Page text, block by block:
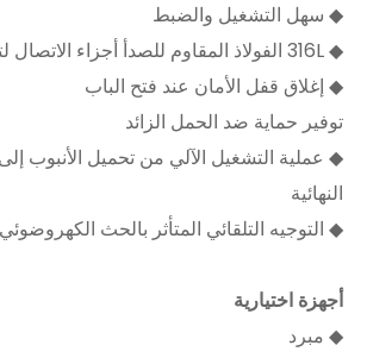
◆ سهل التشغيل والضبط
◆ 316L الفولاذ المقاوم للصدأ أجزاء الاتصال لتلبية معيار GMP
◆ إغلاق قفل الأمان عند فتح الباب
توفير حماية ضد الحمل الزائد
◆ عملية التشغيل الآلي من تحميل الأنبوب
النهائية
◆ التوجيه التلقائي المتأثر بالحث الكهروضوئي
أجهزة اختيارية
◆ مبرد